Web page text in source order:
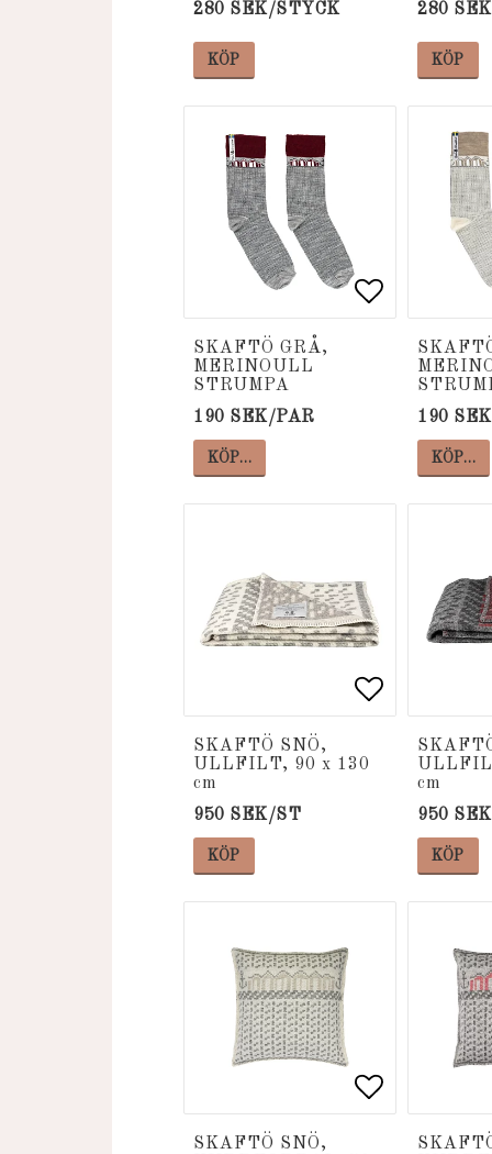
280 SEK/STYCK
KÖP
280
KÖP
Lägg till
Lägg till
SKAFTÖ GRÅ,
MERINOULL
STRUMPA
190 SEK/PAR
KÖP…
190
KÖP…
Lägg till
Lägg till
SKAFTÖ SNÖ,
ULLFILT, 90 x 130
cm
950 SEK/ST
KÖP
cm
950
KÖP
Lägg till
Lägg till
SKAFTÖ SNÖ,